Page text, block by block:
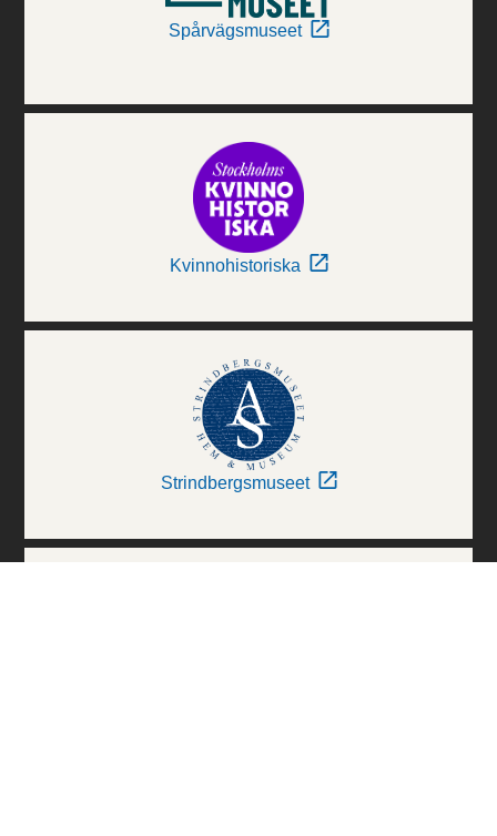
Spårvägsmuseet
Kvinnohistoriska
Strindbergsmuseet